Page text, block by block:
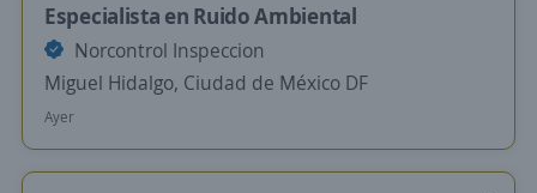
Especialista en Ruido Ambiental
Norcontrol Inspeccion
Miguel Hidalgo, Ciudad de México DF
Ayer